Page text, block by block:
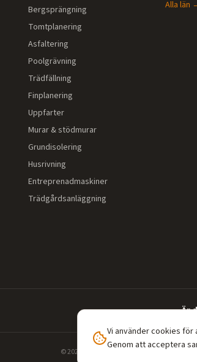
Bergsprängning
Tomtplanering
Asfaltering
Poolgrävning
Trädfällning
Finplanering
Uppfarter
Murar & stödmurar
Grundisolering
Husrivning
Entreprenadmaskiner
Trädgårdsanläggning
Alla län
Är
©2026 Entreprenadguiden.se — Din
Vi använder cookies
Genom att acceptera